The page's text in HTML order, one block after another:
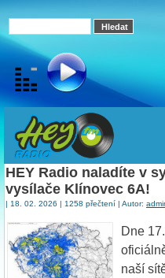
HEY Radio naladíte v
vysílače Klínovec 6A!
| 18. 02. 2026 | 1258 přečtení | Autor:
Dne
naší